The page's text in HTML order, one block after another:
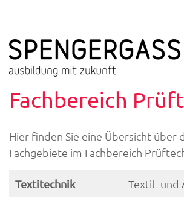
content
Fachbereich
Hier finden Sie eine Übersicht über
Fachgebiete im Fachbereich
Textitechnik Textil- und